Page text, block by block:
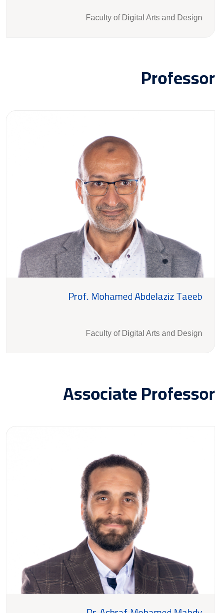
Faculty of Digital Arts and Design
Professor
Prof. Mohamed Abdelaziz Taeeb
Faculty of Digital Arts and Design
Associate Professor